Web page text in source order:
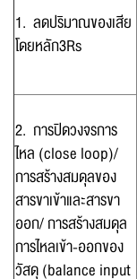
1. ลดปริมาณของเสีย
โดยหลัก3Rs
2. การปิดวงจรการ
ไหล (close loop)/
การสร้างสมดุลของ
สารขาเข้าและสารขา
ออก/ การสร้างสมดุล
การไหลเข้า-ออกของ
วัสดุ (balance input